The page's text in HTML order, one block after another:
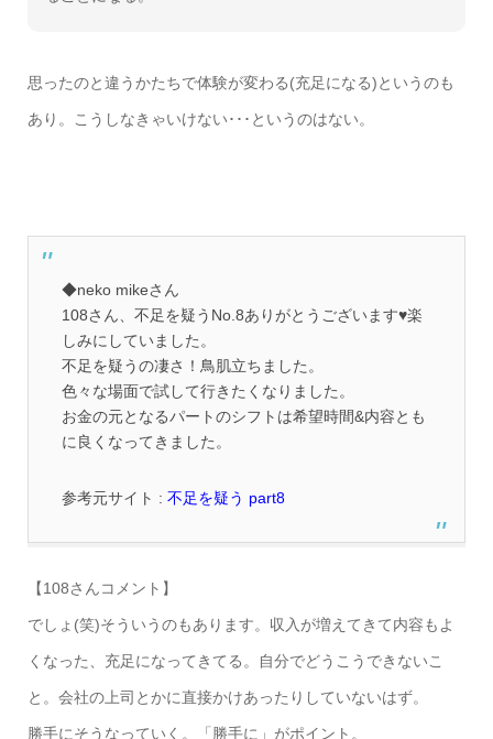
思ったのと違うかたちで体験が変わる(充足になる)というのも
あり。こうしなきゃいけない･･･というのはない。
◆neko mikeさん
108さん、不足を疑うNo.8ありがとうございます♥️楽
しみにしていました。
不足を疑うの凄さ！鳥肌立ちました。
色々な場面で試して行きたくなりました。
お金の元となるパートのシフトは希望時間&内容とも
に良くなってきました。
参考元サイト : 不足を疑う part8
【108さんコメント】
でしょ(笑)そういうのもあります。収入が増えてきて内容もよ
くなった、充足になってきてる。自分でどうこうできないこ
と。会社の上司とかに直接かけあったりしていないはず。
勝手にそうなっていく。「勝手に」がポイント。